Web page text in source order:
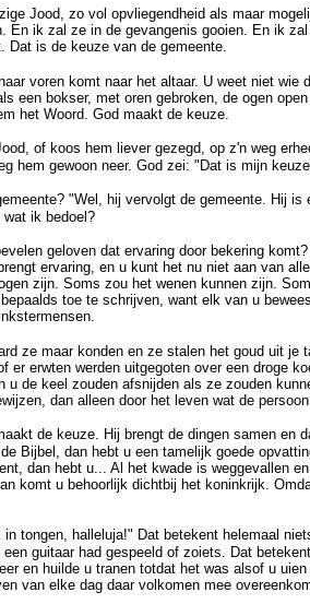
Jood, zo vol opvliegendheid als maar
En ik zal ze in de gevangenis gooien. En ik zal
Dat is de keuze van de gemeente.
voren komt naar het altaar. U weet niet
een bokser, met oren gebroken, de ogen
het Woord. God maakt de keuze.
of koos hem liever gezegd, op z'n weg
hem gewoon neer. God zei: "Dat is mijn
"Wel, hij vervolgt de gemeente. Hij
ik bedoel?
geloven dat ervaring door bekering
ervaring, en u kunt het nu niet aan van
zijn. Soms zou het wenen kunnen zijn.
toe te schrijven, want elk van u
ze maar konden en ze stalen het goud uit
er erwten werden uitgegoten over een droge
u de keel zouden afsnijden als ze zouden
dan alleen door het leven wat de
de keuze. Hij brengt de dingen samen en
Bijbel, dan hebt u een tamelijk goede
dan hebt u... Al het kwade is weggevallen
komt u behoorlijk dichtbij het koninkrijk.
tongen, halleluja!" Dat betekent helemaal
guitaar had gespeeld of zoiets. Dat
en huilde u tranen totdat het was alsof u
van elke dag daar volkomen mee